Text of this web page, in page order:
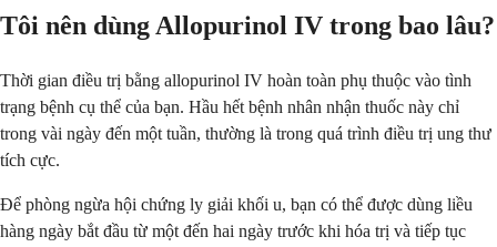
Tôi nên dùng Allopurinol IV trong bao lâu?
Thời gian điều trị bằng allopurinol IV hoàn toàn phụ thuộc vào tình
trạng bệnh cụ thể của bạn. Hầu hết bệnh nhân nhận thuốc này chỉ
trong vài ngày đến một tuần, thường là trong quá trình điều trị ung thư
tích cực.
Để phòng ngừa hội chứng ly giải khối u, bạn có thể được dùng liều
hàng ngày bắt đầu từ một đến hai ngày trước khi hóa trị và tiếp tục